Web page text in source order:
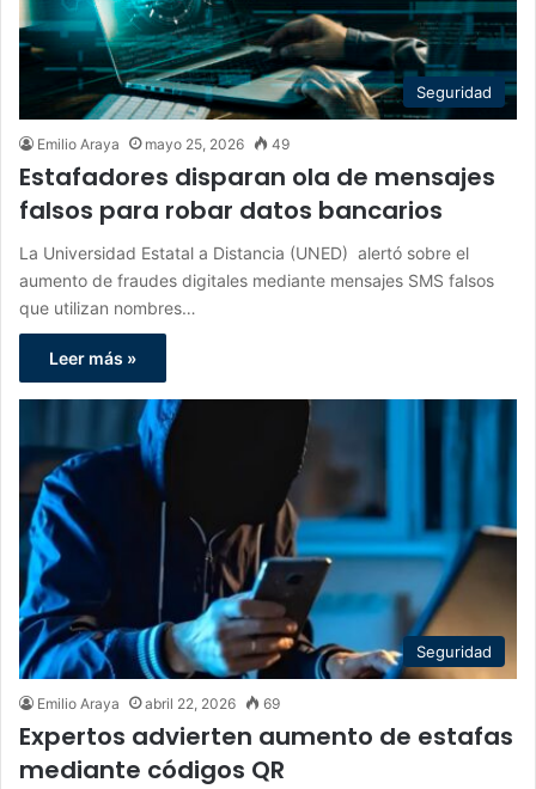
Seguridad
Emilio Araya mayo 25, 2026 49
Estafadores disparan ola de mensajes
falsos para robar datos bancarios
La Universidad Estatal a Distancia (UNED) alertó sobre el
aumento de fraudes digitales mediante mensajes SMS falsos
que utilizan nombres…
Leer más »
Seguridad
Emilio Araya abril 22, 2026 69
Expertos advierten aumento de estafas
mediante códigos QR